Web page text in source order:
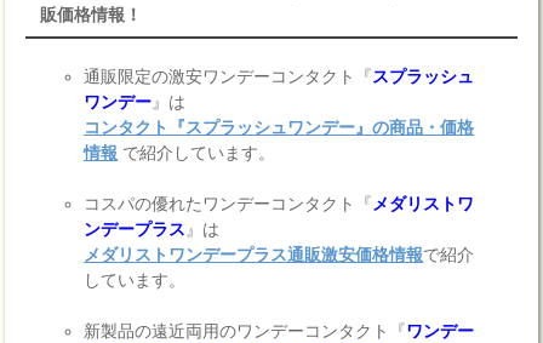
販価格情報！
通販限定の激安ワンデーコンタクト『スプラッシュ
ワンデー』は
コンタクト『スプラッシュワンデー』の商品・価格
情報 で紹介しています。
コスパの優れたワンデーコンタクト『 メダリストワ
ンデープラス 』は
メダリストワンデープラス通販激安価格情報で紹介
しています。
新製品の遠近両用のワンデーコンタクト『ワンデー